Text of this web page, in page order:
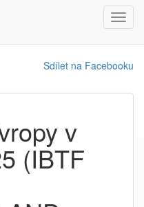
Sdílet na Facebooku
v
(IBTF